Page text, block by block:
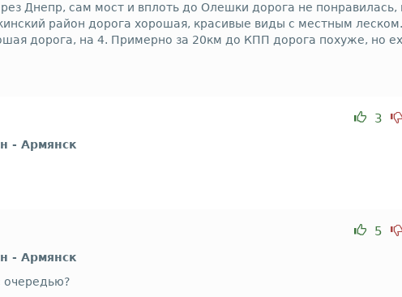
Днепр, сам мост и вплоть до Олешки дорога не понравилась,
район дорога хорошая, красивые виды с местным леском.
дорога, на 4. Примерно за 20км до КПП дорога похуже, но
3
- Армянск
5
- Армянск
очередью?